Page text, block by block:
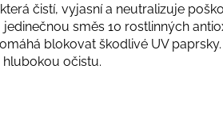
čistí, vyjasní a neutralizuje
směs 10 rostlinných
blokovat škodlivé UV
očistu.